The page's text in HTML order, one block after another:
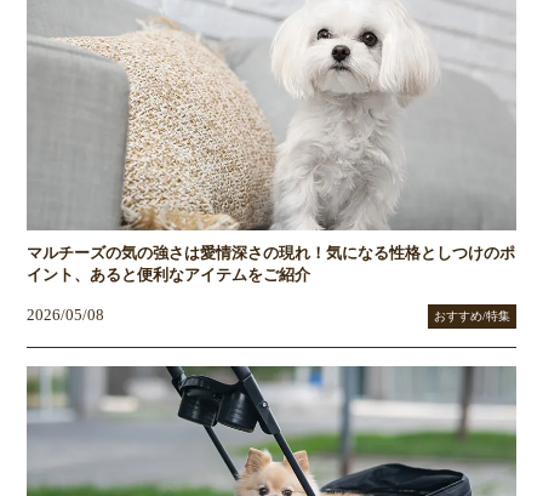
マルチーズの気の強さは愛情深さの現れ！気になる性格としつけのポ
イント、あると便利なアイテムをご紹介
2026/05/08 おすすめ/特集